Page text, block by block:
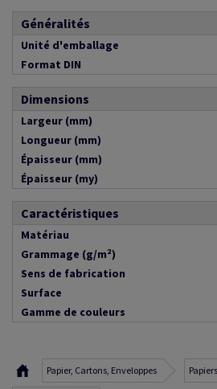
Généralités
Unité d'emballage
Format DIN
Dimensions
Largeur (mm)
Longueur (mm)
Épaisseur (mm)
Épaisseur (my)
Caractéristiques
Matériau
Grammage (g/m²)
Sens de fabrication
Surface
Gamme de couleurs
Papier, Cartons, Enveloppes